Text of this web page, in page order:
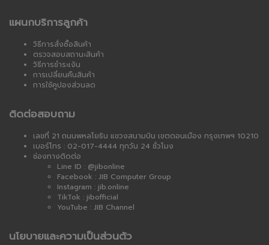
แผนกบริการลูกค้า
วิธีการสั่งซื้อสินค้า
ตรวจสอบสถานะสินค้า
วิธีการชำระเงิน
การเปลี่ยนคืนสินค้า
การใช้คูปองส่วนลด
ติดต่อสอบถาม
เลขที่ 21 ถนนพหลโยธิน แขวงสนามบิน เขตดอนเมือง กรุงเทพฯ 10210
เบอร์โทร : 02-017-4444 ทุกวัน 24 ชั่วโมง
ช่องทางติดต่อ
Line ID : @jibonline
Facebook : JIB Computer Group
Instagram : jib.online
TikTok : jibofficial
YouTube : JIB Channel
นโยบายและความเป็นส่วนตัว